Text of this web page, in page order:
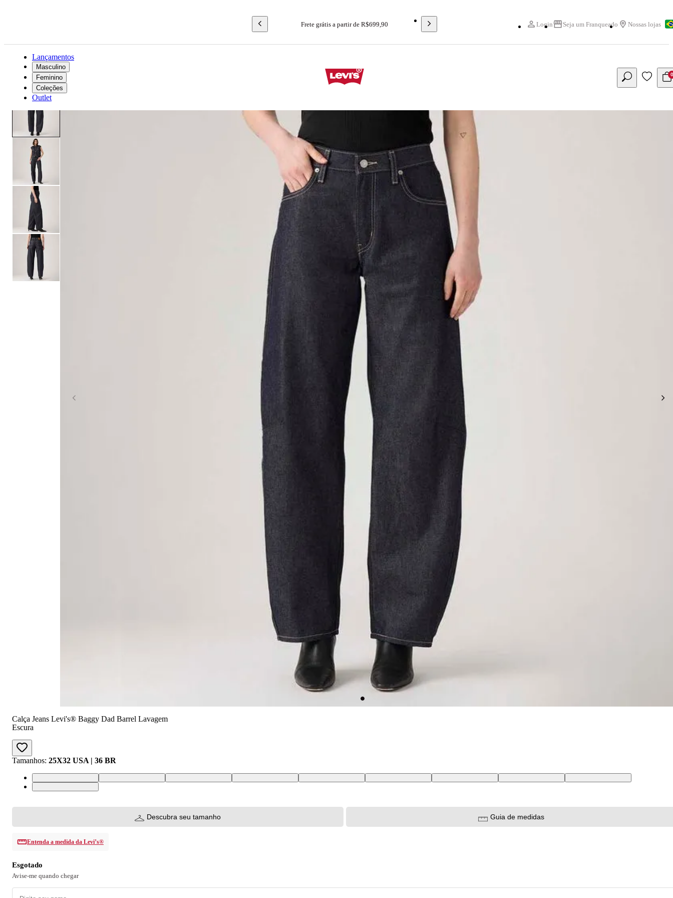
Frete grátis a partir de R$699,90 Login Seja um Franqueado Nossas lojas
Lançamentos
Masculino
Feminino
Coleções
Outlet
0
Feminino
Calça Jeans Levi's® Baggy Dad Barrel Lavagem
Escura
Tamanhos: 25X32 USA | 36 BR
25X32 USA | 36 BR26X32 USA | 37 BR27X32 USA | 38 BR28X32 USA | 39 BR29X32 USA | 40 BR30X32 USA | 41 BR31X32 USA | 42 BR32X32 USA | 43 BR33X32 USA | 44 BR
34X32 USA | 46 BR
Descubra seu tamanho Guia de medidas
Entenda a medida da Levi’s®
Esgotado
Avise-me quando chegar